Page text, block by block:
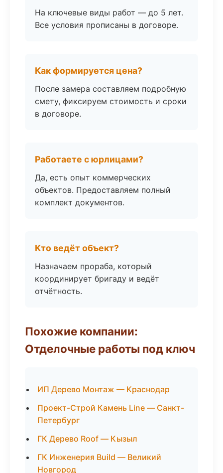
На ключевые виды работ — до 5 лет.
Все условия прописаны в договоре.
Как формируется цена?
После замера составляем подробную
смету, фиксируем стоимость и сроки
в договоре.
Работаете с юрлицами?
Да, есть опыт коммерческих
объектов. Предоставляем полный
комплект документов.
Кто ведёт объект?
Назначаем прораба, который
координирует бригаду и ведёт
отчётность.
Похожие компании:
Отделочные работы под ключ
ИП Дерево Монтаж — Краснодар
Проект-Строй Камень Line — Санкт-
Петербург
ГК Дерево Roof — Кызыл
ГК Инженерия Build — Великий
Новгород